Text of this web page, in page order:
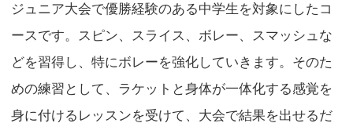
ジュニア大会で優勝経験のある中学生を対象にしたコ
ースです。スピン、スライス、ボレー、スマッシュな
どを習得し、特にボレーを強化していきます。そのた
めの練習として、ラケットと身体が一体化する感覚を
身に付けるレッスンを受けて、大会で結果を出せるだ